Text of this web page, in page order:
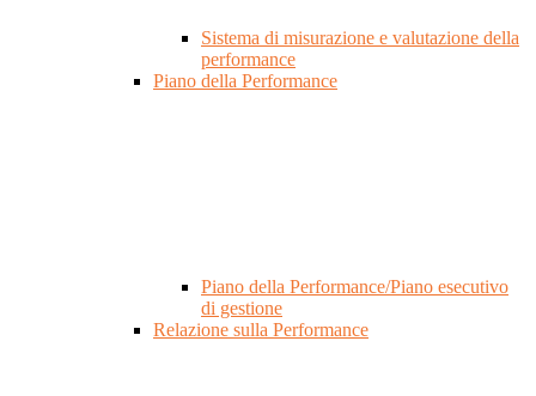
Sistema di misurazione e valutazione della
performance
Piano della Performance
Piano della Performance/Piano esecutivo
di gestione
Relazione sulla Performance